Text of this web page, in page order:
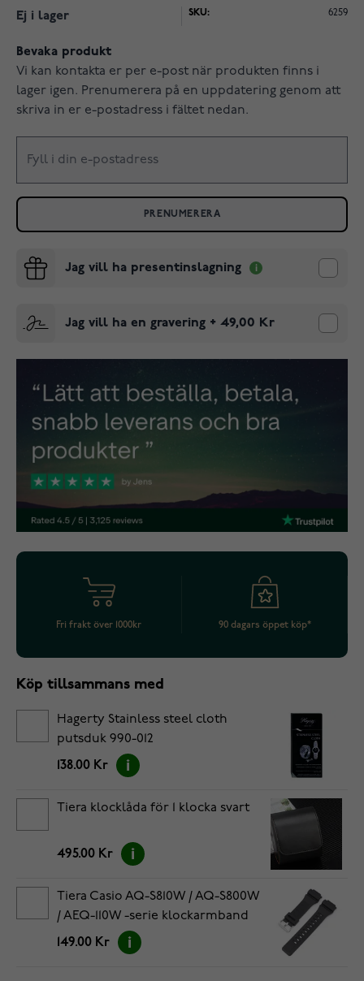
Ej i lager SKU: 6259
Bevaka produkt
Vi kan kontakta er per e-post när produkten finns i
lager igen. Prenumerera på en uppdatering genom att
skriva in er e-postadress i fältet nedan.
PRENUMERERA
Jag vill ha presentinslagning
Jag vill ha en gravering + 49,00 Kr
Fri frakt över 1000kr 90 dagars öppet köp*
Köp tillsammans med
Hagerty Stainless steel cloth
putsduk 990-012
138.00 Kr
Tiera klocklåda för 1 klocka svart
495.00 Kr
Tiera Casio AQ-S810W / AQ-S800W
/ AEQ-110W -serie klockarmband
svart
149.00 Kr